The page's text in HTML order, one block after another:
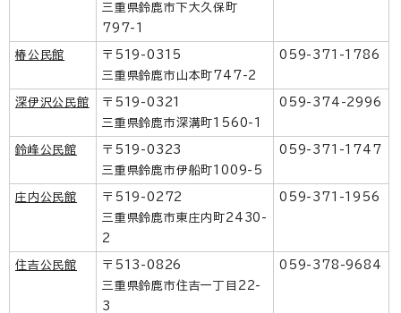
三重県鈴鹿市下大久保町
797-1
椿公民館
〒519-0315
三重県鈴鹿市山本町747-2
059-371-1786
深伊沢公民館
〒519-0321
三重県鈴鹿市深溝町1560-1
059-374-2996
鈴峰公民館
〒519-0323
三重県鈴鹿市伊船町1009-5
059-371-1747
庄内公民館
〒519-0272
三重県鈴鹿市東庄内町2430-
2
059-371-1956
住吉公民館
〒513-0826
三重県鈴鹿市住吉一丁目22-
3
059-378-9684